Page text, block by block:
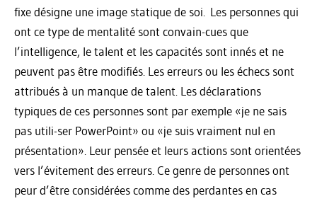
fixe désigne une image statique de soi. Les personnes qui
ont ce type de mentalité sont convain-cues que
l’intelligence, le talent et les capacités sont innés et ne
peuvent pas être modifiés. Les erreurs ou les échecs sont
attribués à un manque de talent. Les déclarations
typiques de ces personnes sont par exemple «je ne sais
pas utili-ser PowerPoint» ou «je suis vraiment nul en
présentation». Leur pensée et leurs actions sont orientées
vers l’évitement des erreurs. Ce genre de personnes ont
peur d’être considérées comme des perdantes en cas